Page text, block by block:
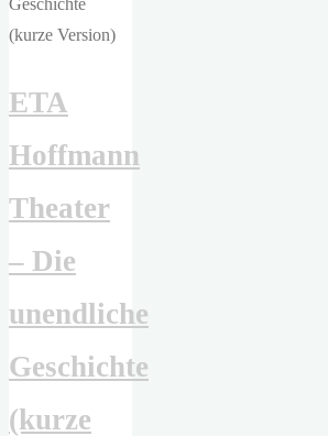
Vergänglichkeit
Zeit,
Verfall,
das
und
ETA
Hoffmann
Theater
– Die
unendliche
Geschichte
(kurze